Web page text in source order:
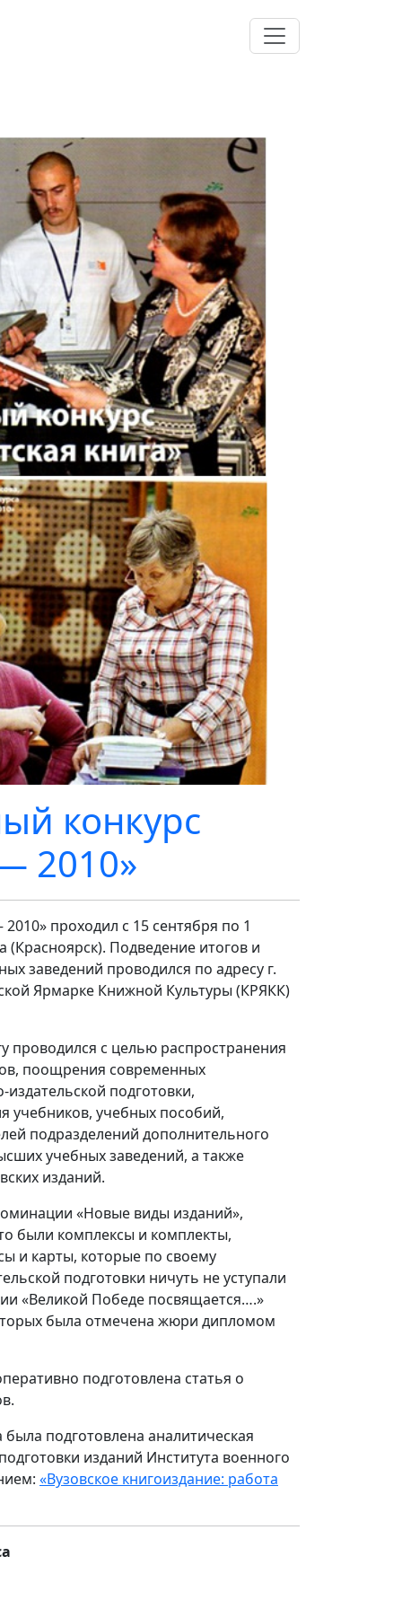
конкурс
2010»
проходил с 15 сентября по 1
(Красноярск). Подведение итогов и
заведений проводился по адресу г.
Ярмарке Книжной Культуры (КРЯКК)
проводился с целью распространения
поощрения современных
подготовки,
учебников, учебных пособий,
подразделений дополнительного
учебных заведений, а также
изданий.
«Новые виды изданий»,
были комплексы и комплекты,
и карты, которые по своему
подготовки ничуть не уступали
«Великой Победе посвящается….»
была отмечена жюри дипломом
подготовлена статья о
подготовлена аналитическая
изданий Института военного
«Вузовское книгоиздание: работа